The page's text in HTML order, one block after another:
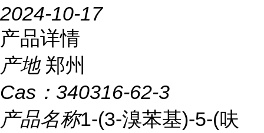
2024-10-17
产品详情
产地 郑州
Cas： 340316-62-3
产品名称1-(3-溴苯基)-5-(呋